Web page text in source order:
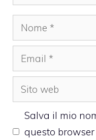
Nome
Email
Sito
web
Salva il mio
questo